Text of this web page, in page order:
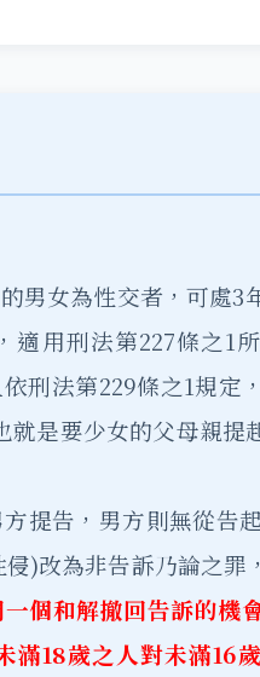
男女為性交者，可處3
適用刑法第227條之1
刑法第229條之1規定
就是要少女的父母親提
提告，男方則無從告
)改為非告訴乃論之罪
個和解撤回告訴的機
滿18歲之人對未滿16